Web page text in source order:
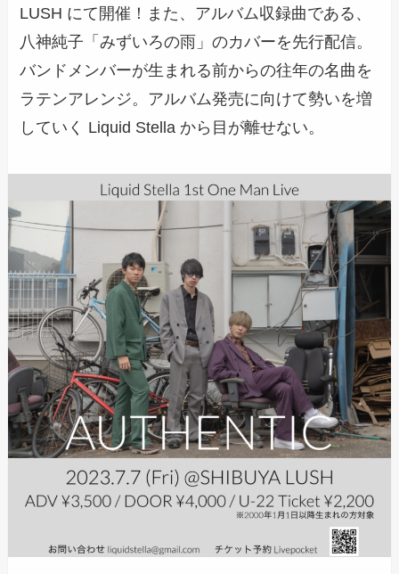
LUSH にて開催！また、アルバム収録曲である、
八神純子「みずいろの雨」のカバーを先行配信。
バンドメンバーが生まれる前からの往年の名曲を
ラテンアレンジ。アルバム発売に向けて勢いを増
していく Liquid Stella から目が離せない。